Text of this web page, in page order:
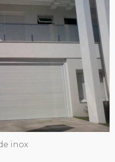
inox